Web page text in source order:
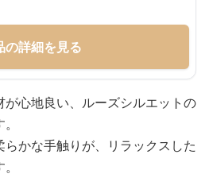
の詳細を見る
心地良い、ルーズシルエットの
らかな手触りが、リラックスした